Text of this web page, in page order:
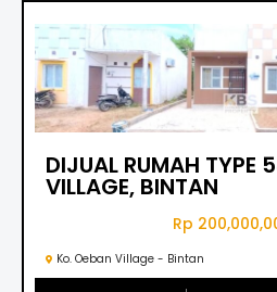
DIJUAL RUMAH
VILLAGE, BINTAN
Rp
Ko. Oeban Village - Bintan